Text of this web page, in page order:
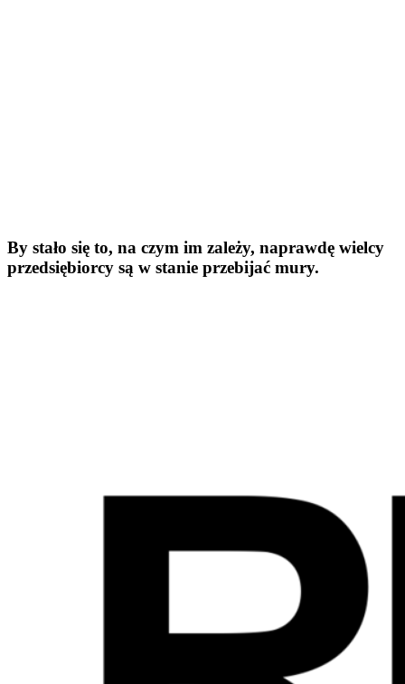
By stało się to, na czym im zależy, naprawdę wielcy
przedsiębiorcy są w stanie przebijać mury.